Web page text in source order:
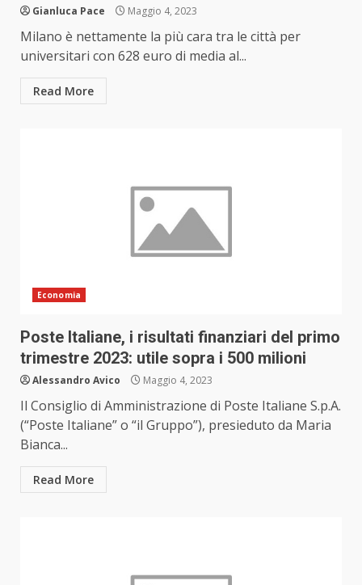
Gianluca Pace Maggio 4, 2023
Milano è nettamente la più cara tra le città per
universitari con 628 euro di media al...
Read More
Economia
Poste Italiane, i risultati finanziari del primo
trimestre 2023: utile sopra i 500 milioni
Alessandro Avico Maggio 4, 2023
Il Consiglio di Amministrazione di Poste Italiane S.p.A.
(“Poste Italiane” o “il Gruppo”), presieduto da Maria
Bianca...
Read More